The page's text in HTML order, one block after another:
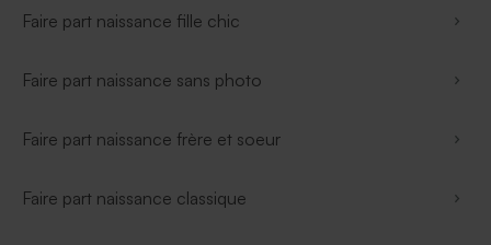
Faire part naissance fille chic
Faire part naissance sans photo
Faire part naissance frère et soeur
Faire part naissance classique